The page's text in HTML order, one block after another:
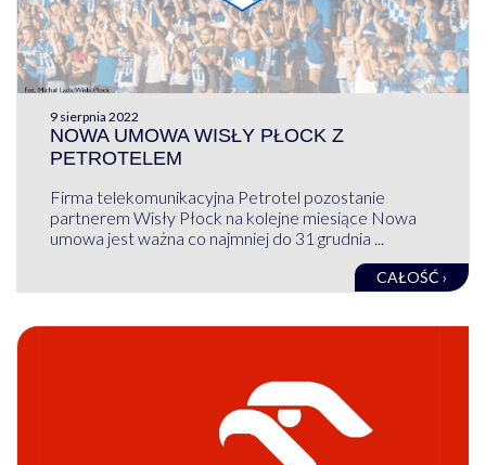
9 sierpnia 2022
NOWA UMOWA WISŁY PŁOCK Z
PETROTELEM
Firma telekomunikacyjna Petrotel pozostanie
partnerem Wisły Płock na kolejne miesiące Nowa
umowa jest ważna co najmniej do 31 grudnia ...
CAŁOŚĆ ›